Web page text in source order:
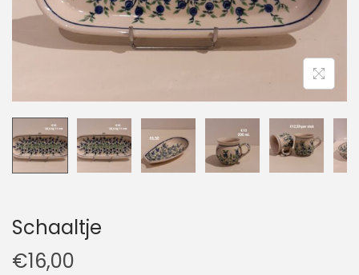
g
a
t
e
h
o
u
Schaaltje
€16,00